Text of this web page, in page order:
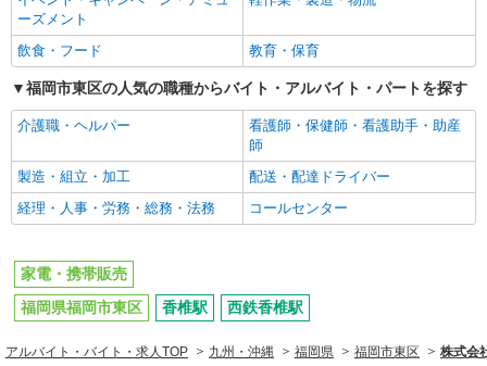
ーズメント
飲食・フード 教育・保育
福岡市東区の人気の職種からバイト・アルバイト・パートを探す
介護職・ヘルパー
看護師・保健師・看護助手・助産
師
製造・組立・加工
配送・配達ドライバー
経理・人事・労務・総務・法務
コールセンター
家電・携帯販売
福岡県福岡市東区
香椎駅 西鉄香椎駅
アルバイト・バイト・求人TOP 九州・沖縄 福岡県 福岡市東区 株式会